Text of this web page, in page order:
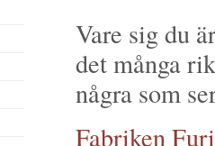
Vare sig du
det många
några som
Fabriken